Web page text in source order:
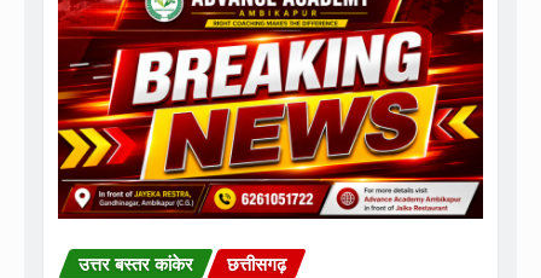
उत्तर बस्तर कांकेर छत्तीसगढ़